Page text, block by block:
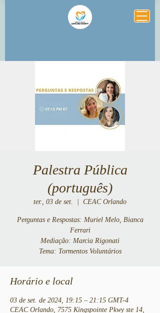
Palestra Pública
(português)
ter., 03 de set. CEAC Orlando
Perguntas e Respostas: Muriel Melo, Bianca
Ferrari
Mediação: Marcia Rigonati
Tema: Tormentos Voluntários
Horário e local
03 de set. de 2024, 19:15 – 21:15 GMT-4
CEAC Orlando, 7575 Kingspointe Pkwy ste 14,